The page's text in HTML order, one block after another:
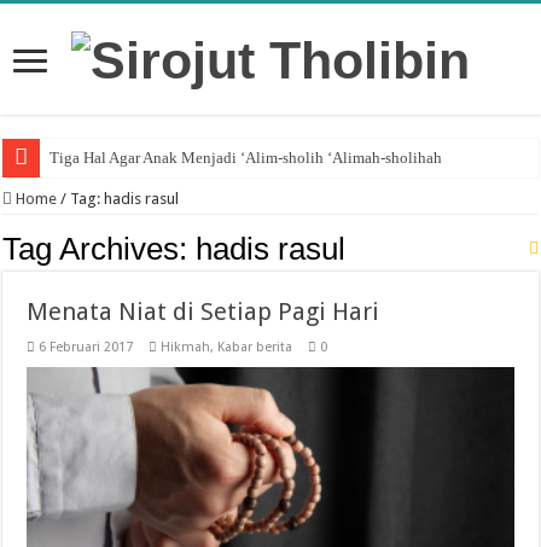
Tiga Hal Agar Anak Menjadi ‘Alim-sholih ‘Alimah-sholihah
Home / Tag: hadis rasul
Tag Archives: hadis rasul
Menata Niat di Setiap Pagi Hari
6 Februari 2017 Hikmah, Kabar berita 0